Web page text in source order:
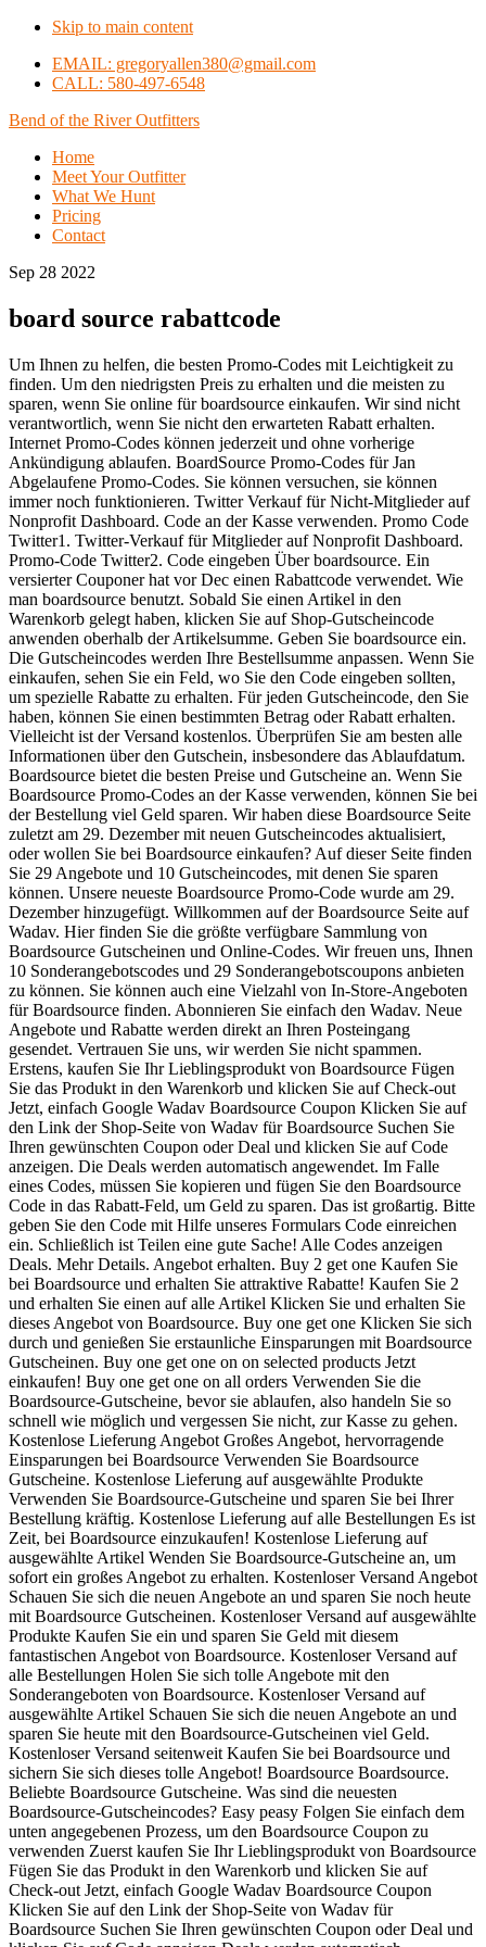
Skip to main content
EMAIL: gregoryallen380@gmail.com
CALL: 580-497-6548
Bend of the River Outfitters
Home
Meet Your Outfitter
What We Hunt
Pricing
Contact
Sep 28 2022
board source rabattcode
Um Ihnen zu helfen, die besten Promo-Codes mit Leichtigkeit zu
finden. Um den niedrigsten Preis zu erhalten und die meisten zu
sparen, wenn Sie online für boardsource einkaufen. Wir sind nicht
verantwortlich, wenn Sie nicht den erwarteten Rabatt erhalten.
Internet Promo-Codes können jederzeit und ohne vorherige
Ankündigung ablaufen. BoardSource Promo-Codes für Jan
Abgelaufene Promo-Codes. Sie können versuchen, sie können
immer noch funktionieren. Twitter Verkauf für Nicht-Mitglieder auf
Nonprofit Dashboard. Code an der Kasse verwenden. Promo Code
Twitter1. Twitter-Verkauf für Mitglieder auf Nonprofit Dashboard.
Promo-Code Twitter2. Code eingeben Über boardsource. Ein
versierter Couponer hat vor Dec einen Rabattcode verwendet. Wie
man boardsource benutzt. Sobald Sie einen Artikel in den
Warenkorb gelegt haben, klicken Sie auf Shop-Gutscheincode
anwenden oberhalb der Artikelsumme. Geben Sie boardsource ein.
Die Gutscheincodes werden Ihre Bestellsumme anpassen. Wenn Sie
einkaufen, sehen Sie ein Feld, wo Sie den Code eingeben sollten,
um spezielle Rabatte zu erhalten. Für jeden Gutscheincode, den Sie
haben, können Sie einen bestimmten Betrag oder Rabatt erhalten.
Vielleicht ist der Versand kostenlos. Überprüfen Sie am besten alle
Informationen über den Gutschein, insbesondere das Ablaufdatum.
Boardsource bietet die besten Preise und Gutscheine an. Wenn Sie
Boardsource Promo-Codes an der Kasse verwenden, können Sie bei
der Bestellung viel Geld sparen. Wir haben diese Boardsource Seite
zuletzt am 29. Dezember mit neuen Gutscheincodes aktualisiert,
oder wollen Sie bei Boardsource einkaufen? Auf dieser Seite finden
Sie 29 Angebote und 10 Gutscheincodes, mit denen Sie sparen
können. Unsere neueste Boardsource Promo-Code wurde am 29.
Dezember hinzugefügt. Willkommen auf der Boardsource Seite auf
Wadav. Hier finden Sie die größte verfügbare Sammlung von
Boardsource Gutscheinen und Online-Codes. Wir freuen uns, Ihnen
10 Sonderangebotscodes und 29 Sonderangebotscoupons anbieten
zu können. Sie können auch eine Vielzahl von In-Store-Angeboten
für Boardsource finden. Abonnieren Sie einfach den Wadav. Neue
Angebote und Rabatte werden direkt an Ihren Posteingang
gesendet. Vertrauen Sie uns, wir werden Sie nicht spammen.
Erstens, kaufen Sie Ihr Lieblingsprodukt von Boardsource Fügen
Sie das Produkt in den Warenkorb und klicken Sie auf Check-out
Jetzt, einfach Google Wadav Boardsource Coupon Klicken Sie auf
den Link der Shop-Seite von Wadav für Boardsource Suchen Sie
Ihren gewünschten Coupon oder Deal und klicken Sie auf Code
anzeigen. Die Deals werden automatisch angewendet. Im Falle
eines Codes, müssen Sie kopieren und fügen Sie den Boardsource
Code in das Rabatt-Feld, um Geld zu sparen. Das ist großartig. Bitte
geben Sie den Code mit Hilfe unseres Formulars Code einreichen
ein. Schließlich ist Teilen eine gute Sache! Alle Codes anzeigen
Deals. Mehr Details. Angebot erhalten. Buy 2 get one Kaufen Sie
bei Boardsource und erhalten Sie attraktive Rabatte! Kaufen Sie 2
und erhalten Sie einen auf alle Artikel Klicken Sie und erhalten Sie
dieses Angebot von Boardsource. Buy one get one Klicken Sie sich
durch und genießen Sie erstaunliche Einsparungen mit Boardsource
Gutscheinen. Buy one get one on on selected products Jetzt
einkaufen! Buy one get one on all orders Verwenden Sie die
Boardsource-Gutscheine, bevor sie ablaufen, also handeln Sie so
schnell wie möglich und vergessen Sie nicht, zur Kasse zu gehen.
Kostenlose Lieferung Angebot Großes Angebot, hervorragende
Einsparungen bei Boardsource Verwenden Sie Boardsource
Gutscheine. Kostenlose Lieferung auf ausgewählte Produkte
Verwenden Sie Boardsource-Gutscheine und sparen Sie bei Ihrer
Bestellung kräftig. Kostenlose Lieferung auf alle Bestellungen Es ist
Zeit, bei Boardsource einzukaufen! Kostenlose Lieferung auf
ausgewählte Artikel Wenden Sie Boardsource-Gutscheine an, um
sofort ein großes Angebot zu erhalten. Kostenloser Versand Angebot
Schauen Sie sich die neuen Angebote an und sparen Sie noch heute
mit Boardsource Gutscheinen. Kostenloser Versand auf ausgewählte
Produkte Kaufen Sie ein und sparen Sie Geld mit diesem
fantastischen Angebot von Boardsource. Kostenloser Versand auf
alle Bestellungen Holen Sie sich tolle Angebote mit den
Sonderangeboten von Boardsource. Kostenloser Versand auf
ausgewählte Artikel Schauen Sie sich die neuen Angebote an und
sparen Sie heute mit den Boardsource-Gutscheinen viel Geld.
Kostenloser Versand seitenweit Kaufen Sie bei Boardsource und
sichern Sie sich dieses tolle Angebot! Boardsource Boardsource.
Beliebte Boardsource Gutscheine. Was sind die neuesten
Boardsource-Gutscheincodes? Easy peasy Folgen Sie einfach dem
unten angegebenen Prozess, um den Boardsource Coupon zu
verwenden Zuerst kaufen Sie Ihr Lieblingsprodukt von Boardsource
Fügen Sie das Produkt in den Warenkorb und klicken Sie auf
Check-out Jetzt, einfach Google Wadav Boardsource Coupon
Klicken Sie auf den Link der Shop-Seite von Wadav für
Boardsource Suchen Sie Ihren gewünschten Coupon oder Deal und